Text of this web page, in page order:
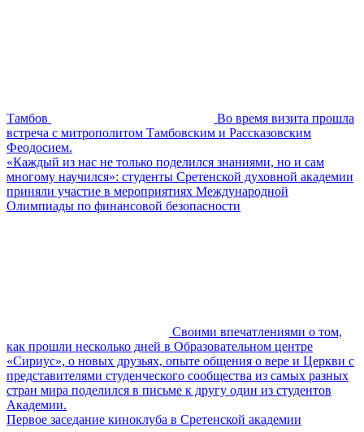
Тамбов
Во время визита прошла
встреча с митрополитом Тамбовским и Рассказовским
Феодосием.
«Каждый из нас не только поделился знаниями, но и сам
многому научился»: студенты Сретенской духовной академии
приняли участие в мероприятиях Международной
Олимпиады по финансовой безопасности
Своими впечатлениями о том,
как прошли несколько дней в Образовательном центре
«Сириус», о новых друзьях, опыте общения о вере и Церкви с
представителями студенческого сообщества из самых разных
стран мира поделился в письме к другу один из студентов
Академии.
Первое заседание киноклуба в Сретенской академии